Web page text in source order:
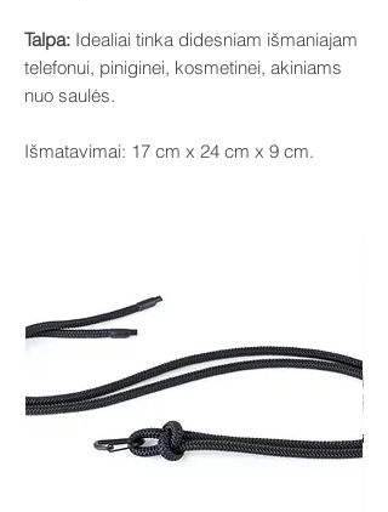
Talpa: Idealiai tinka didesniam išmaniajam
telefonui, piniginei, kosmetinei, akiniams
nuo saulės.
Išmatavimai: 17 cm x 24 cm x 9 cm.